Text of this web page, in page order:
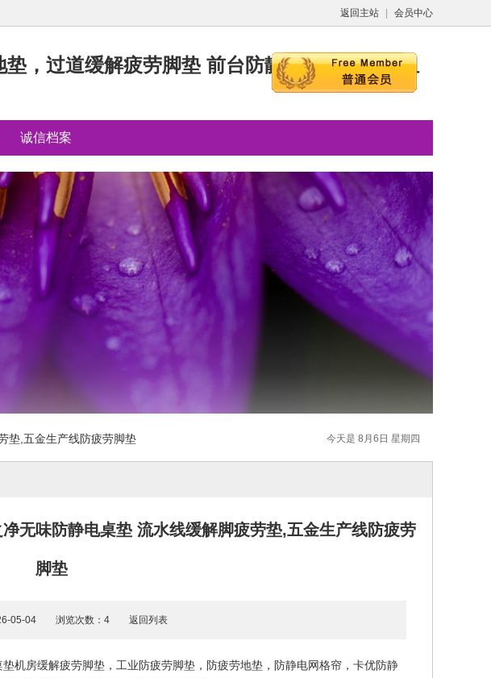
返回主站 会员中心
，过道缓解疲劳脚垫 前台防静电屁股软垫，组
诚信档案
今天是 8月6日 星期四
垫,五金生产线防疲劳脚垫
无味防静电桌垫 流水线缓解脚疲劳垫,五金生产线防疲劳
脚垫
05-04 浏览次数：4 返回列表
机房缓解疲劳脚垫，工业防疲劳脚垫，防疲劳地垫，防静电网格帘，卡优防静